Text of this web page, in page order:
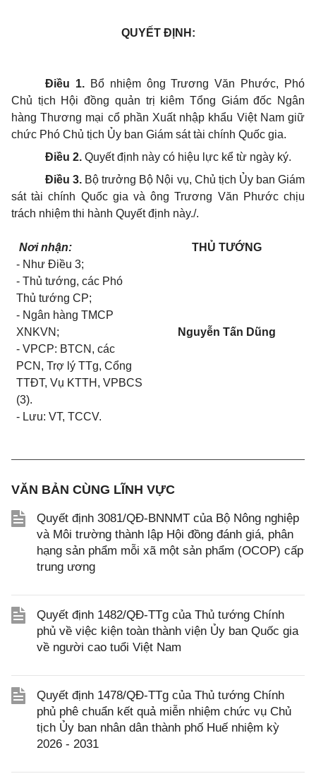
QUYẾT ĐỊNH:
Điều 1.Bổ nhiệm ông Trương Văn Phước, Phó
Chủ tịch Hội đồng quản trị kiêm Tổng Giám đốc Ngân
hàng Thương mại cổ phần Xuất nhập khẩu Việt Nam giữ
chức Phó Chủ tịch Ủy ban Giám sát tài chính Quốc gia.
Điều 2. Quyết định này có hiệu lực kể từ ngày ký.
Điều 3. Bộ trưởng Bộ Nội vụ, Chủ tịch Ủy ban Giám
sát tài chính Quốc gia và ông Trương Văn Phước chịu
trách nhiệm thi hành Quyết định này./.
Nơi nhận:
- Như Điều 3;
- Thủ tướng, các Phó
Thủ tướng CP;
- Ngân hàng TMCP
XNKVN;
- VPCP: BTCN, các
PCN, Trợ lý TTg, Cổng
TTĐT, Vụ KTTH, VPBCS
(3).
- Lưu: VT, TCCV.
THỦ TƯỚNG
Nguyễn Tấn Dũng
VĂN BẢN CÙNG LĨNH VỰC
Quyết định 3081/QĐ-BNNMT của Bộ Nông nghiệp
và Môi trường thành lập Hội đồng đánh giá, phân
hạng sản phẩm mỗi xã một sản phẩm (OCOP) cấp
trung ương
Quyết định 1482/QĐ-TTg của Thủ tướng Chính
phủ về việc kiện toàn thành viện Ủy ban Quốc gia
về người cao tuổi Việt Nam
Quyết định 1478/QĐ-TTg của Thủ tướng Chính
phủ phê chuẩn kết quả miễn nhiệm chức vụ Chủ
tịch Ủy ban nhân dân thành phố Huế nhiệm kỳ
2026 - 2031